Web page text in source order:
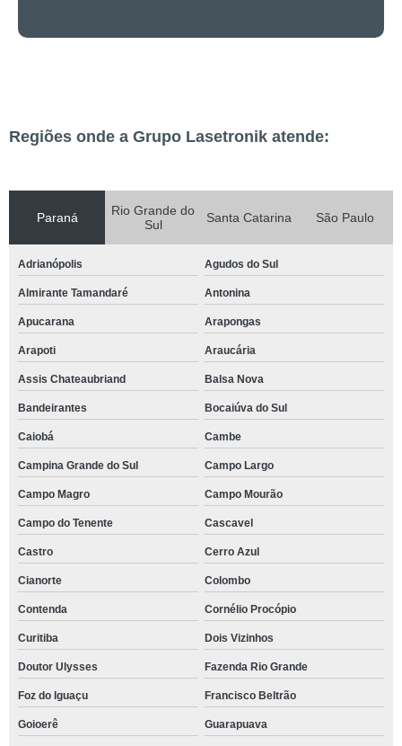
Regiões onde a Grupo Lasetronik atende:
Paraná
Rio Grande do
Sul
Santa Catarina São Paulo
Adrianópolis Agudos do Sul
Almirante Tamandaré Antonina
Apucarana Arapongas
Arapoti Araucária
Assis Chateaubriand Balsa Nova
Bandeirantes Bocaiúva do Sul
Caiobá Cambe
Campina Grande do Sul Campo Largo
Campo Magro Campo Mourão
Campo do Tenente Cascavel
Castro Cerro Azul
Cianorte Colombo
Contenda Cornélio Procópio
Curitiba Dois Vizinhos
Doutor Ulysses Fazenda Rio Grande
Foz do Iguaçu Francisco Beltrão
Goioerê Guarapuava